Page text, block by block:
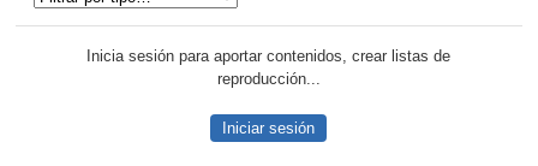
Inicia sesión para aportar contenidos, crear listas de
reproducción...
Iniciar sesión